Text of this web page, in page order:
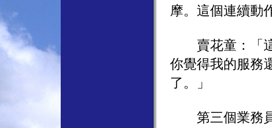
摩。這個連續動
賣花童：「這
你覺得我的服務
了。」
第三個業務員